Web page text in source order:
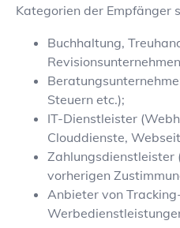
Kategorien der Empfänger
Buchhaltung,
Steuern etc.);
IT-Dienstleister
Clouddienste,
Zahlungsdienstleister
vorherigen
Anbieter von